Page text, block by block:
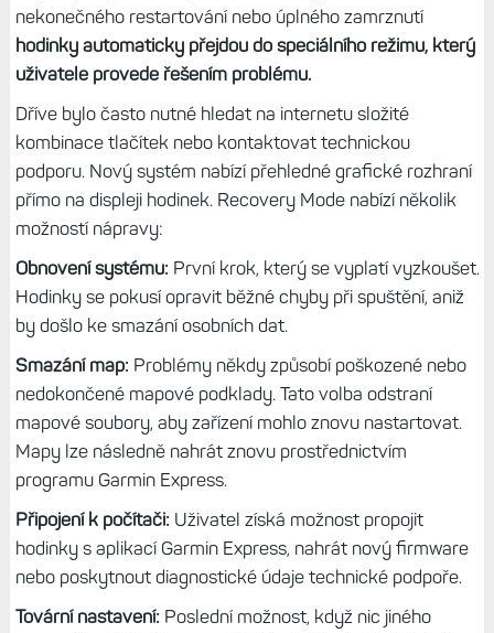
nekonečného restartování nebo úplného zamrznutí
hodinky automaticky přejdou do speciálního režimu, který
uživatele provede řešením problému.
Dříve bylo často nutné hledat na internetu složité
kombinace tlačítek nebo kontaktovat technickou
podporu. Nový systém nabízí přehledné grafické rozhraní
přímo na displeji hodinek. Recovery Mode nabízí několik
možností nápravy:
Obnovení systému: První krok, který se vyplatí vyzkoušet.
Hodinky se pokusí opravit běžné chyby při spuštění, aniž
by došlo ke smazání osobních dat.
Smazání map: Problémy někdy způsobí poškozené nebo
nedokončené mapové podklady. Tato volba odstraní
mapové soubory, aby zařízení mohlo znovu nastartovat.
Mapy lze následně nahrát znovu prostřednictvím
programu Garmin Express.
Připojení k počítači: Uživatel získá možnost propojit
hodinky s aplikací Garmin Express, nahrát nový firmware
nebo poskytnout diagnostické údaje technické podpoře.
Tovární nastavení: Poslední možnost, když nic jiného